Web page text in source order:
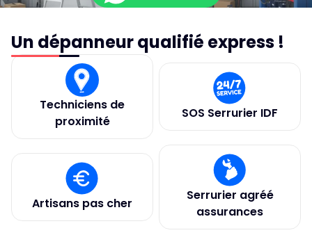
Un dépanneur qualifié express !
Techniciens de
proximité
SOS Serrurier IDF
Artisans pas cher
Serrurier agréé
assurances